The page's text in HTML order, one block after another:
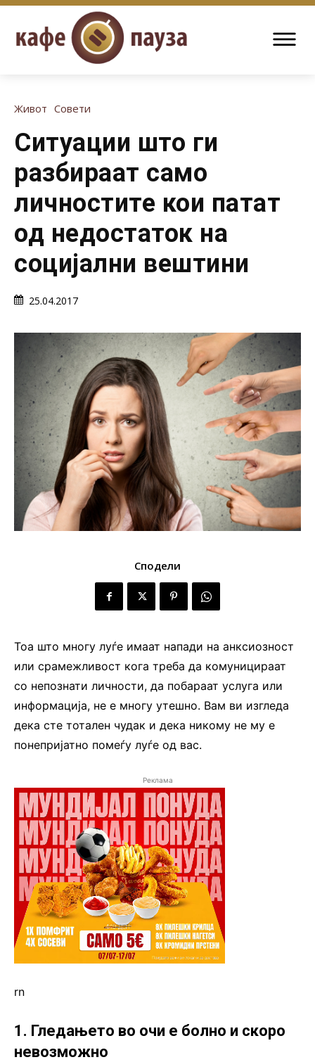
Живот Совети
Ситуации што ги
разбираат само
личностите кои патат
од недостаток на
социјални вештини
25.04.2017
Сподели
Тоа што многу луѓе имаат напади на анксиозност
или срамежливост кога треба да комуницираат
со непознати личности, да побараат услуга или
информација, не е многу утешно. Вам ви изгледа
дека сте тотален чудак и дека никому не му е
понепријатно помеѓу луѓе од вас.
Реклама
rn
1. Гледањето во очи е болно и скоро
невозможно